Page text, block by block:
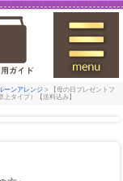
ーンアレンジ > 【母の日プレゼントフ
タイプ）【送料込み】